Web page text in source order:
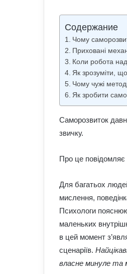
Содержание
Чому
Приховані
Коли робота
Як зрозуміти,
Чому чужі
Як зробити
Саморозвиток
звичку.
Про це повідомляє
Для багатьох
мислення,
Психологи
маленьких
в цей момент
сценаріїв.
власне минуле та